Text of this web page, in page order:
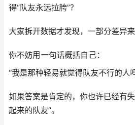
得“队友永远拉胯”？
大家拆开数据才发现，一部分差异来
你不妨用一句话概括自己：
“我是那种轻易就觉得队友不行的人
如果答案是肯定的，你也许已经有
起来的队友”。